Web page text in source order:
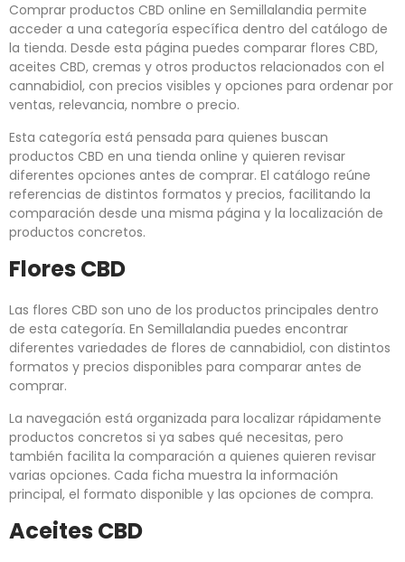
Comprar productos CBD online en Semillalandia permite
acceder a una categoría específica dentro del catálogo de
la tienda. Desde esta página puedes comparar flores CBD,
aceites CBD, cremas y otros productos relacionados con el
cannabidiol, con precios visibles y opciones para ordenar por
ventas, relevancia, nombre o precio.
Esta categoría está pensada para quienes buscan
productos CBD en una tienda online y quieren revisar
diferentes opciones antes de comprar. El catálogo reúne
referencias de distintos formatos y precios, facilitando la
comparación desde una misma página y la localización de
productos concretos.
Flores CBD
Las flores CBD son uno de los productos principales dentro
de esta categoría. En Semillalandia puedes encontrar
diferentes variedades de flores de cannabidiol, con distintos
formatos y precios disponibles para comparar antes de
comprar.
La navegación está organizada para localizar rápidamente
productos concretos si ya sabes qué necesitas, pero
también facilita la comparación a quienes quieren revisar
varias opciones. Cada ficha muestra la información
principal, el formato disponible y las opciones de compra.
Aceites CBD